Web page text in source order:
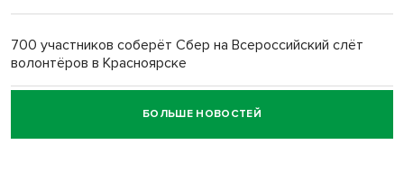
Обновлённое отделение ВТБ открылось в Искитиме
700 участников соберёт Сбер на Всероссийский слёт
волонтёров в Красноярске
Честный выбор: видеонаблюдение обеспечит
объективность результатов ЕДГ в Новосибирской
БОЛЬШЕ НОВОСТЕЙ